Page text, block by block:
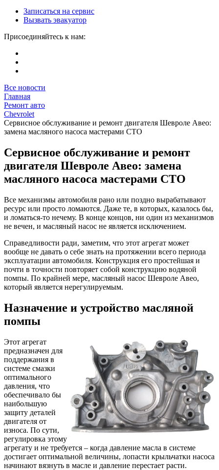
Записаться на сервис
Вызвать эвакуатор
Присоединяйтесь к нам:
Все новости
Главная
Ремонт авто
Chevrolet
Сервисное обслуживание и ремонт двигателя Шевроле Авео:
замена масляного насоса мастерами СТО
Сервисное обслуживание и ремонт
двигателя Шевроле Авео: замена
масляного насоса мастерами СТО
Все механизмы автомобиля рано или поздно вырабатывают
ресурс или просто ломаются. Даже те, в которых, казалось бы,
и ломаться-то нечему. В конце концов, ни один из механизмов
не вечен, и масляный насос не является исключением.
Справедливости ради, заметим, что этот агрегат может
вообще не давать о себе знать на протяжении всего периода
эксплуатации автомобиля. Конструкция его простейшая и
почти в точности повторяет собой конструкцию водяной
помпы. По крайней мере, масляный насос Шевроле Авео,
который является нерегулируемым.
Назначение и устройство масляной
помпы
Этот агрегат
предназначен для
поддержания в
системе смазки
оптимального
давления, что
обеспечивало бы
наибольшую
защиту деталей
двигателя от
износа. По сути,
регулировка этому
агрегату и не требуется – когда давление масла в системе
достигает оптимальной величины, лопасти крыльчатки насоса
начинают вязнуть в масле и давление перестает расти.